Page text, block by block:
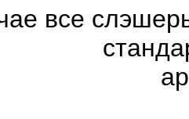
все